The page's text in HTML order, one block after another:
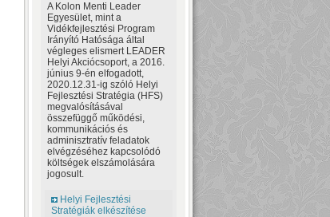
A Kolon Menti Leader
Egyesület, mint a
Vidékfejlesztési Program
Irányító Hatósága által
végleges elismert LEADER
Helyi Akciócsoport, a 2016.
június 9-én elfogadott,
2020.12.31-ig szóló Helyi
Fejlesztési Stratégia (HFS)
megvalósításával
összefüggő működési,
kommunikációs és
adminisztratív feladatok
elvégzéséhez kapcsolódó
költségek elszámolására
jogosult.
Helyi Fejlesztési
Stratégiák elkészítése